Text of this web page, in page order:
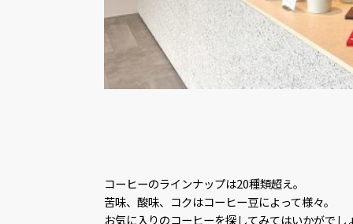
コーヒーのラインナップは20種類超え。
苦味、酸味、コクはコーヒー豆によって様々。
お気に入りのコーヒーを探してみてはいかがでし